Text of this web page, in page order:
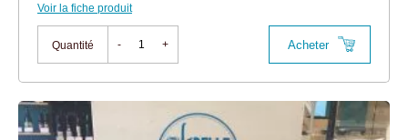
Voir la fiche produit
Quantité - + Acheter